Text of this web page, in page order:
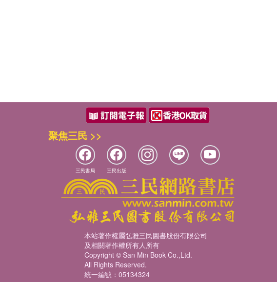
聚焦三民 >>
三民書局 三民出版
本站著作權屬弘雅三民圖書股份有限公司
及相關著作權所有人所有
Copyright © San Min Book Co.,Ltd.
All Rights Reserved.
統一編號：05134324